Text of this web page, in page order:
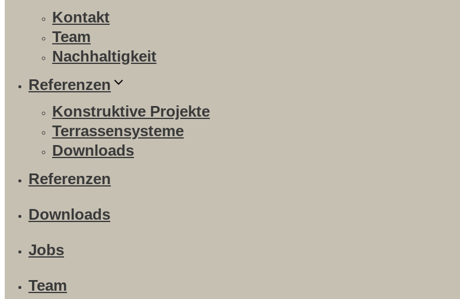
Kontakt
Team
Nachhaltigkeit
Referenzen
Konstruktive Projekte
Terrassensysteme
Downloads
Referenzen
Downloads
Jobs
Team